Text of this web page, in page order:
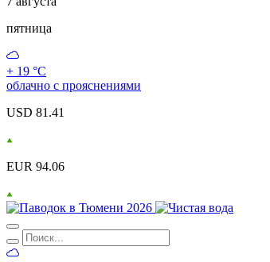
пятница
+ 19 °С
облачно с прояснениями
USD 81.41
EUR 94.06